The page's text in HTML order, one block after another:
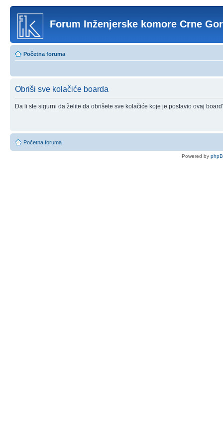
Forum Inženjerske komore Crne
Početna foruma
Obriši sve kolačiće boarda
Da li ste sigurni da želite da obrišete sve kolačiće koje je postavio ovaj
Početna foruma
Powered by